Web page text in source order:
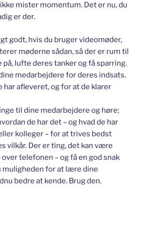
ikke mister momentum. Det er nu, du
er der.
godt, hvis du bruger videomøder,
møderne sådan, så der er rum til
på, lufte deres tanker og få sparring.
medarbejdere for deres indsats.
har afleveret, og for at de klarer
til dine medarbejdere og høre;
de har det – og hvad de har
kolleger – for at trives bedst
vilkår. Der er ting, det kan være
telefonen – og få en god snak
muligheden for at lære dine
bedre at kende. Brug den.